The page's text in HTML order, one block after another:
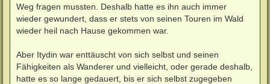
Weg fragen mussten. Deshalb hatte es ihn auch immer
wieder gewundert, dass er stets von seinen Touren im Wald
wieder heil nach Hause gekommen war.
Aber Itydin war enttäuscht von sich selbst und seinen
Fähigkeiten als Wanderer und vielleicht, oder gerade deshalb,
hatte es so lange gedauert, bis er sich selbst zugegeben